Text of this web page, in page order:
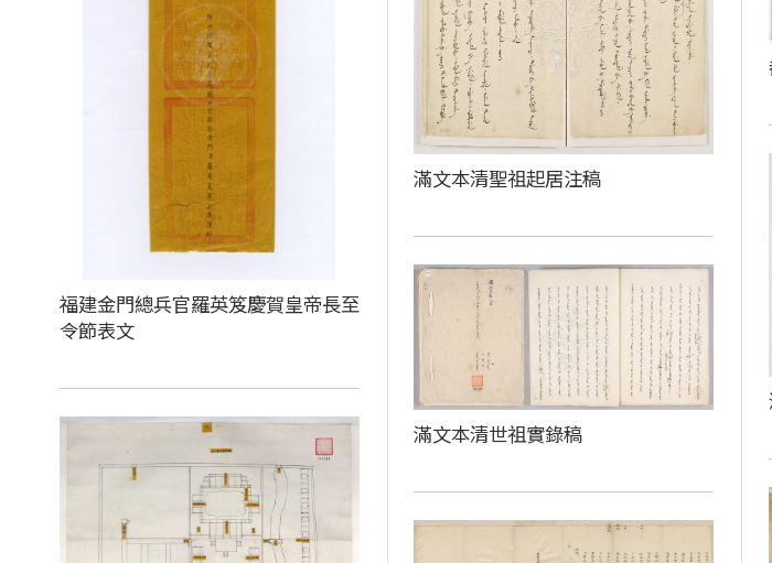
福建金門總兵官羅英笈慶賀皇帝長至
令節表文
滿文本清聖祖起居注稿
滿文本清世祖實錄稿